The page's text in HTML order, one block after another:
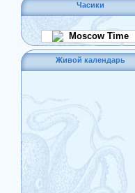
Часики
Moscow Time
Живой календарь